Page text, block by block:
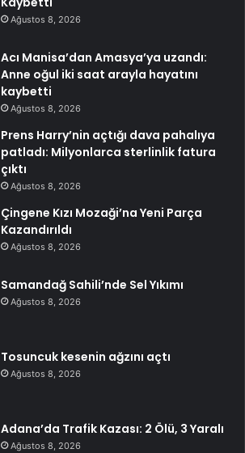
Ağustos 8, 2026
Acı Manisa’dan Amasya’ya uzandı:
Anne oğul iki saat arayla hayatını
kaybetti
Ağustos 8, 2026
Prens Harry’nin açtığı dava pahalıya
patladı: Milyonlarca sterlinlik fatura
çıktı
Ağustos 8, 2026
Çingene Kızı Mozaği’na Yeni Parça
Kazandırıldı
Ağustos 8, 2026
Samandağ Sahili’nde Sel Yıkımı
Ağustos 8, 2026
Tosuncuk kesenin ağzını açtı
Ağustos 8, 2026
Adana’da Trafik Kazası: 2 Ölü, 3 Yaralı
Ağustos 8, 2026